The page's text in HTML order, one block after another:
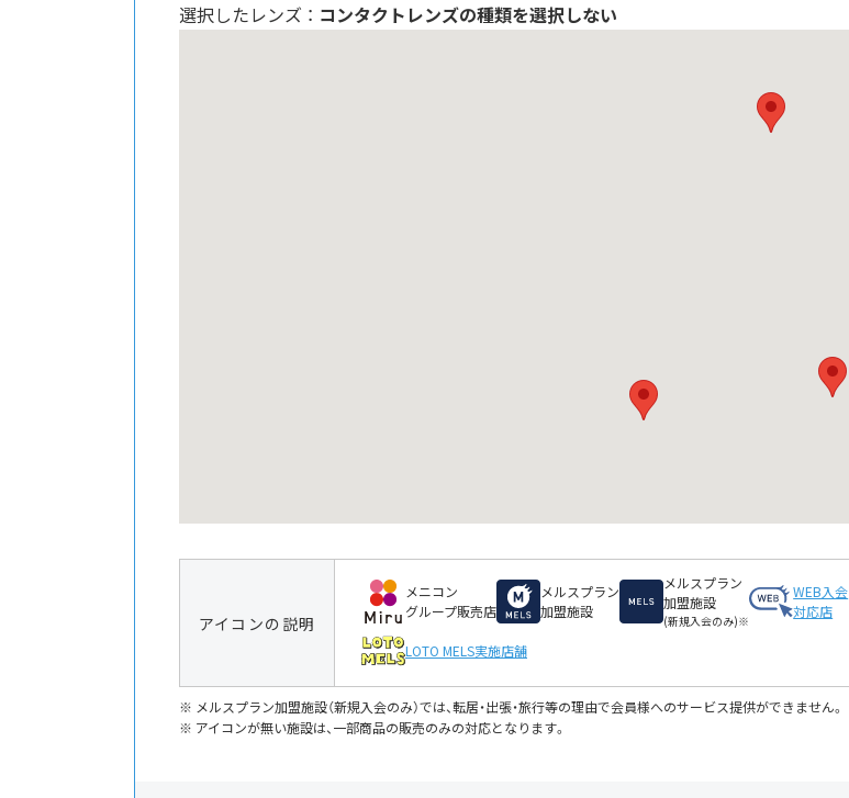
選択したレンズ ： コンタクトレンズの種類を選択しない
アイコンの説明
メニコン
グループ販売店
メルスプラン
加盟施設
メルスプラン
加盟施設
(新規入会のみ)※
WEB入会
対応店
LOTO MELS実施店舗
メルスプラン加盟施設（新規入会のみ）では、転居・出張・旅行等の理由で会員様へのサービス提供ができません。
アイコンが無い施設は、一部商品の販売のみの対応となります。